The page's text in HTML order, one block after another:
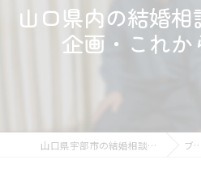
山口県内の結婚
企画・これ
山口県宇部市の結婚相談所なら有限会社ジョイント企画 ブログ